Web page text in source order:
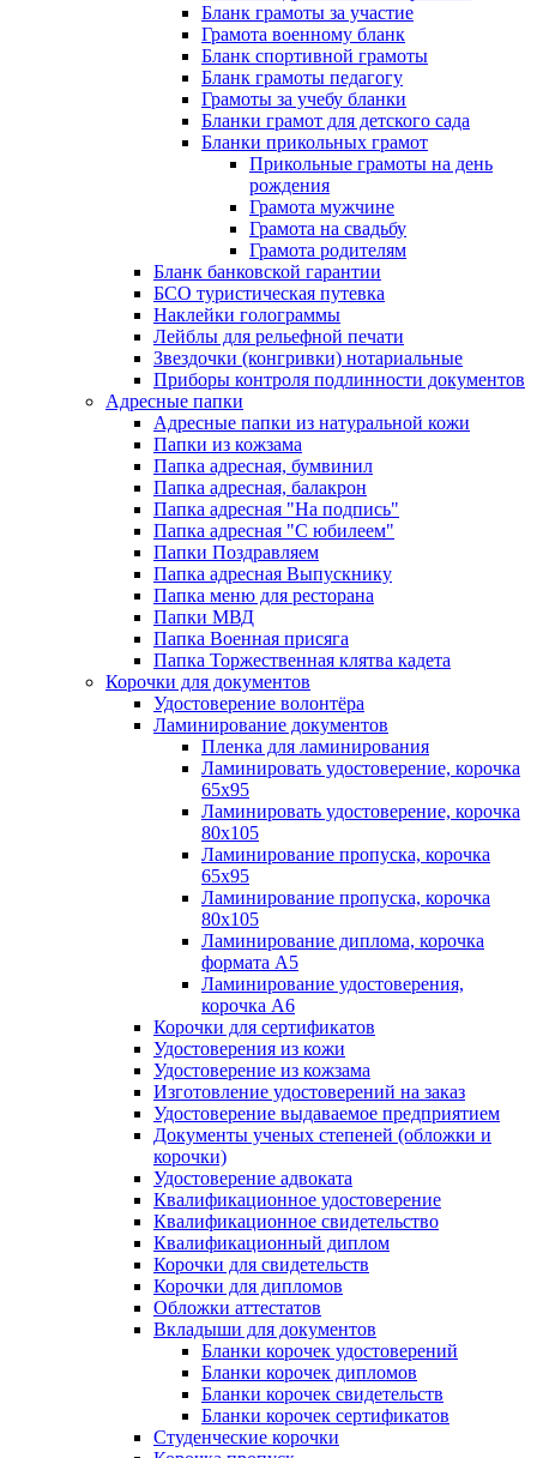
Бланк грамоты за участие
Грамота военному бланк
Бланк спортивной грамоты
Бланк грамоты педагогу
Грамоты за учебу бланки
Бланки грамот для детского сада
Бланки прикольных грамот
Прикольные грамоты на день
рождения
Грамота мужчине
Грамота на свадьбу
Грамота родителям
Бланк банковской гарантии
БСО туристическая путевка
Наклейки голограммы
Лейблы для рельефной печати
Звездочки (конгривки) нотариальные
Приборы контроля подлинности документов
Адресные папки
Адресные папки из натуральной кожи
Папки из кожзама
Папка адресная, бумвинил
Папка адресная, балакрон
Папка адресная "На подпись"
Папка адресная "C юбилеем"
Папки Поздравляем
Папка адресная Выпускнику
Папка меню для ресторана
Папки МВД
Папка Военная присяга
Папка Торжественная клятва кадета
Корочки для документов
Удостоверение волонтёра
Ламинирование документов
Пленка для ламинирования
Ламинировать удостоверение, корочка
65х95
Ламинировать удостоверение, корочка
80х105
Ламинирование пропуска, корочка
65х95
Ламинирование пропуска, корочка
80х105
Ламинирование диплома, корочка
формата А5
Ламинирование удостоверения,
корочка А6
Корочки для сертификатов
Удостоверения из кожи
Удостоверение из кожзама
Изготовление удостоверений на заказ
Удостоверение выдаваемое предприятием
Документы ученых степеней (обложки и
корочки)
Удостоверение адвоката
Квалификационное удостоверение
Квалификационное свидетельство
Квалификационный диплом
Корочки для свидетельств
Корочки для дипломов
Обложки аттестатов
Вкладыши для документов
Бланки корочек удостоверений
Бланки корочек дипломов
Бланки корочек свидетельств
Бланки корочек сертификатов
Студенческие корочки